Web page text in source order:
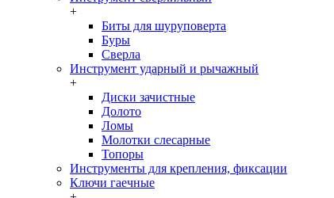
+
Биты для шуруповерта
Буры
Сверла
Инструмент ударный и рычажный
+
Диски зачистные
Долото
Ломы
Молотки слесарные
Топоры
Инструменты для крепления, фиксации
Ключи гаечные